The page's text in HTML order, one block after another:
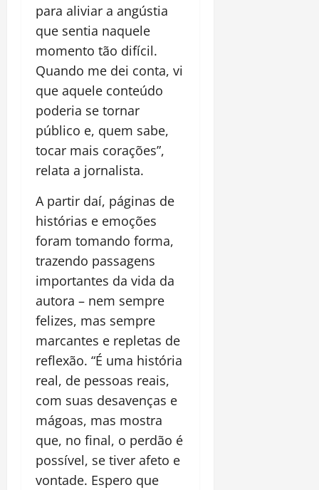
para aliviar a angústia
que sentia naquele
momento tão difícil.
Quando me dei conta, vi
que aquele conteúdo
poderia se tornar
público e, quem sabe,
tocar mais corações”,
relata a jornalista.
A partir daí, páginas de
histórias e emoções
foram tomando forma,
trazendo passagens
importantes da vida da
autora – nem sempre
felizes, mas sempre
marcantes e repletas de
reflexão. “É uma história
real, de pessoas reais,
com suas desavenças e
mágoas, mas mostra
que, no final, o perdão é
possível, se tiver afeto e
vontade. Espero que